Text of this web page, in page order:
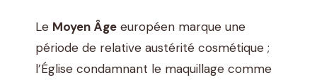
Le Moyen Âge européen marque une
période de relative austérité cosmétique ;
l’Église condamnant le maquillage comme